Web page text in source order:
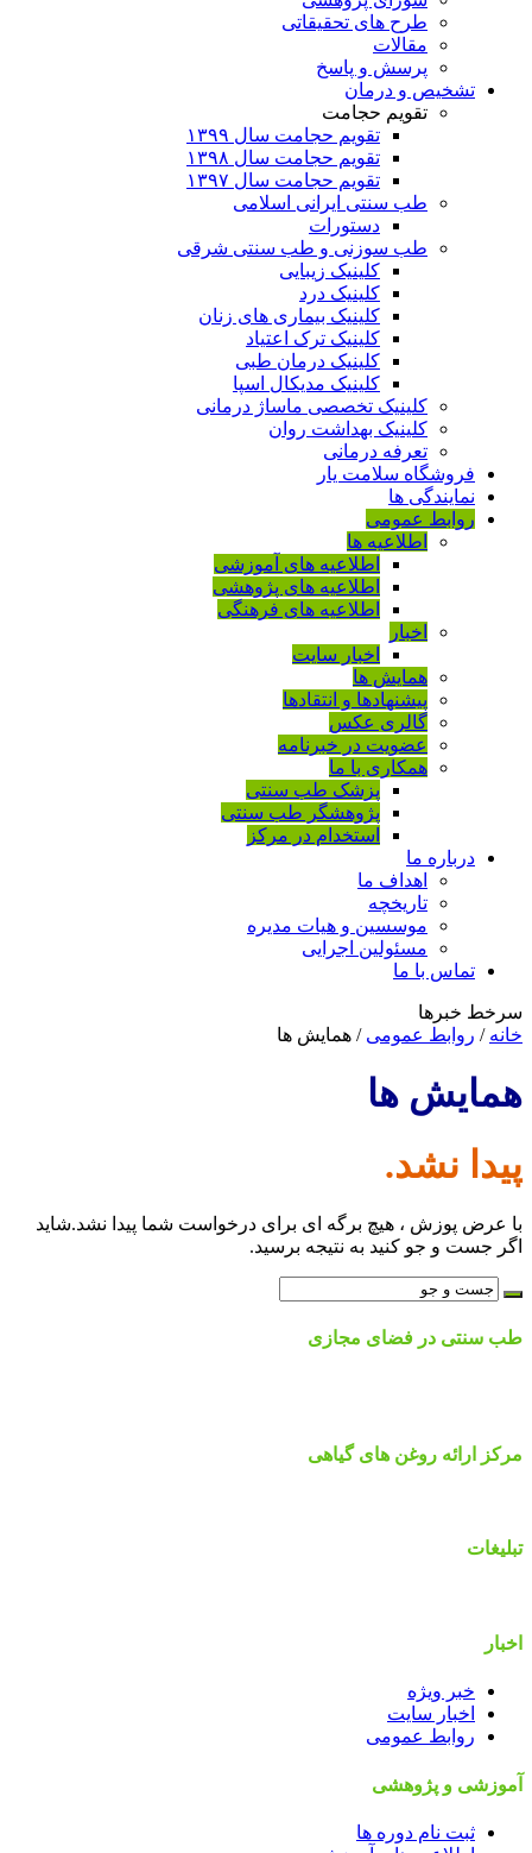
طرح های تحقیقاتی
مقالات
پرسش و پاسخ
تشخیص و درمان
تقویم حجامت
تقویم حجامت سال ۱۳۹۹
تقویم حجامت سال ۱۳۹۸
تقویم حجامت سال ۱۳۹۷
طب سنتی ایرانی اسلامی
دستورات
طب سوزنی و طب سنتی شرقی
کلینیک زیبایی
کلینیک درد
کلینیک بیماری های زنان
کلینیک ترک اعتیاد
کلینیک درمان طبی
کلینیک مدیکال اسپا
کلینیک تخصصی ماساژ درمانی
کلینیک بهداشت روان
تعرفه درمانی
فروشگاه سلامت یار
نمایندگی ها
روابط عمومی
اطلاعیه ها
اطلاعیه های آموزشی
اطلاعیه های پژوهشی
اطلاعیه های فرهنگی
اخبار
اخبار سایت
همایش ها
پیشنهادها و انتقادها
گالری عکس
عضویت در خبرنامه
همکاری با ما
پزشک طب سنتی
پژوهشگر طب سنتی
استخدام در مرکز
درباره ما
اهداف ما
تاریخچه
موسسین و هیات مدیره
مسئولین اجرایی
تماس با ما
سرخط خبرها
خانه / روابط عمومی / همایش ها
همایش ها
پیدا نشد.
با عرض پوزش ، هیچ برگه ای برای درخواست شما پیدا نشد.شاید
اگر جست و جو کنید به نتیجه برسید.
طب سنتی در فضای مجازی
مرکز ارائه روغن های گیاهی
تبلیغات
اخبار
خبر ویژه
اخبار سایت
روابط عمومی
آموزشی و پژوهشی
ثبت نام دوره ها